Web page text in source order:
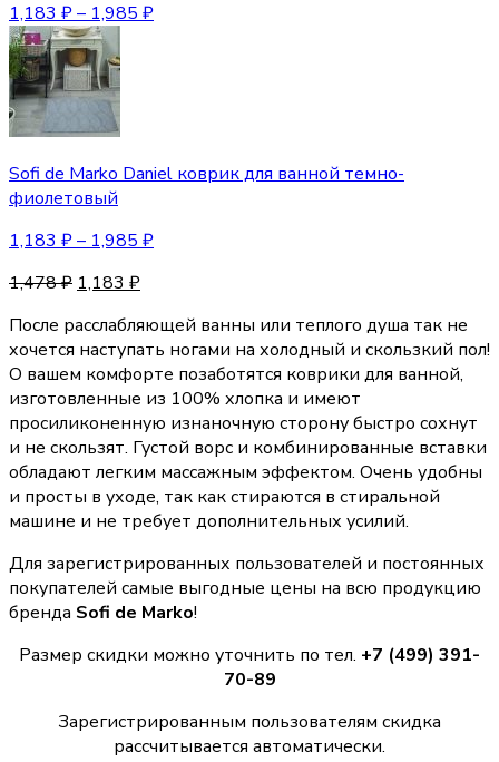
1,183 ₽– 1,985 ₽
Sofi de Marko Daniel коврик для ванной темно-
фиолетовый
1,183 ₽– 1,985 ₽
1,478₽ 1,183 ₽
После расслабляющей ванны или теплого душа так не
хочется наступать ногами на холодный и скользкий пол!
О вашем комфорте позаботятся коврики для ванной,
изготовленные из 100% хлопка и имеют
просиликоненную изнаночную сторону быстро сохнут
и не скользят. Густой ворс и комбинированные вставки
обладают легким массажным эффектом. Очень удобны
и просты в уходе, так как стираются в стиральной
машине и не требует дополнительных усилий.
Для зарегистрированных пользователей и постоянных
покупателей самые выгодные цены на всю продукцию
бренда Sofi de Marko!
Размер скидки можно уточнить по тел. +7 (499) 391-
70-89
Зарегистрированным пользователям скидка
рассчитывается автоматически.